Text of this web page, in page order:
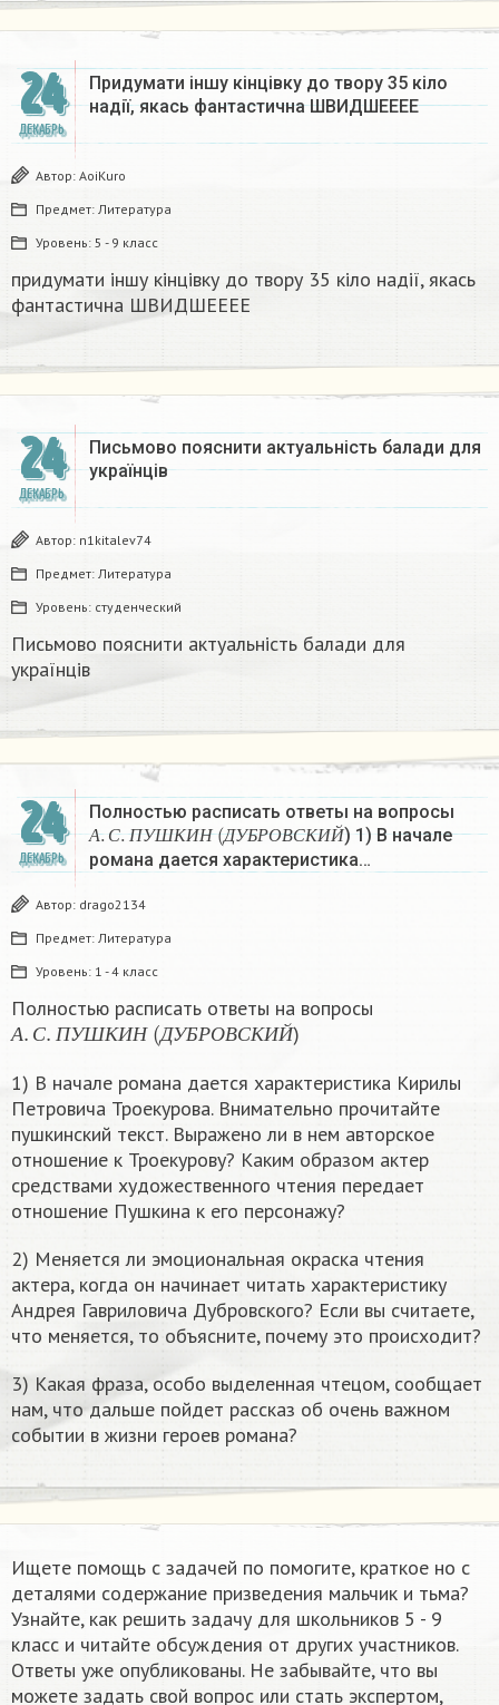
24
ДЕКАБРЬ
Придумати іншу кінцівку до твору 35 кіло
надії, якась фантастична​ ШВИДШЕЕЕЕ
Автор: AoiKuro
Предмет: Литература
Уровень: 5 - 9 класс
придумати іншу кінцівку до твору 35 кіло надії, якась
фантастична​ ШВИДШЕЕЕЕ
24
ДЕКАБРЬ
Письмово пояснити актуальність балади для
українців
Автор: n1kitalev74
Предмет: Литература
Уровень: студенческий
Письмово пояснити актуальність балади для
українців
24
ДЕКАБРЬ
Полностью расписать ответы на вопросы
А С П У Ш КИ Н
А С. ПУШКИН
Д УБР ОВ СКИЙ
(ДУБРОВСКИЙ) 1) В начале
романа дается характеристика…
Автор: drago2134
Предмет: Литература
Уровень: 1 - 4 класс
Полностью расписать ответы на вопросы
А С П У Ш КИ Н
АС.ПУШКИН
ДУ Б Р О В С КИ Й
(ДУБРОВСКИЙ)
1) В начале романа дается характеристика Кирилы
Петровича Троекурова. Внимательно прочитайте
пушкинский текст. Выражено ли в нем авторское
отношение к Троекурову? Каким образом актер
средствами художественного чтения передает
отношение Пушкина к его персонажу?
2) Меняется ли эмоциональная окраска чтения
актера, когда он начинает читать характеристику
Андрея Гавриловича Дубровского? Если вы считаете,
что меняется, то объясните, почему это происходит?
3) Какая фраза, особо выделенная чтецом, сообщает
нам, что дальше пойдет рассказ об очень важном
событии в жизни героев романа?
Ищете помощь с задачей по помогите, краткое но с
деталями содержание призведения мальчик и тьма?
Узнайте, как решить задачу для школьников 5 - 9
класс и читайте обсуждения от других участников.
Ответы уже опубликованы. Не забывайте, что вы
можете задать свой вопрос или стать экспертом,